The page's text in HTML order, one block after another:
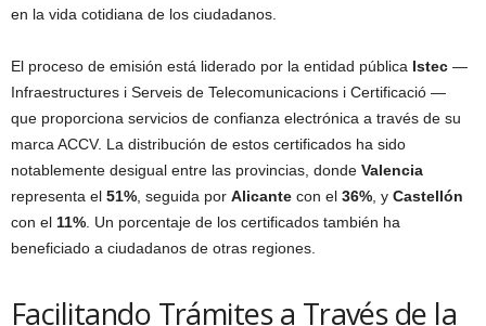
en la vida cotidiana de los ciudadanos.
El proceso de emisión está liderado por la entidad pública Istec —
Infraestructures i Serveis de Telecomunicacions i Certificació —
que proporciona servicios de confianza electrónica a través de su
marca ACCV. La distribución de estos certificados ha sido
notablemente desigual entre las provincias, donde Valencia
representa el 51%, seguida por Alicante con el 36%, y Castellón
con el 11%. Un porcentaje de los certificados también ha
beneficiado a ciudadanos de otras regiones.
Facilitando Trámites a Través de la